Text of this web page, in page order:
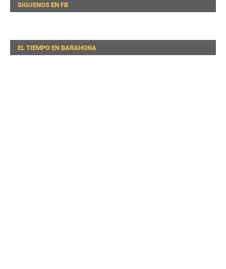
SIGUENOS EN FB
EL TIEMPO EN BARAHONA